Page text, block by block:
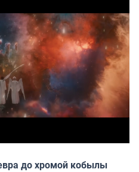
до хромой кобылы